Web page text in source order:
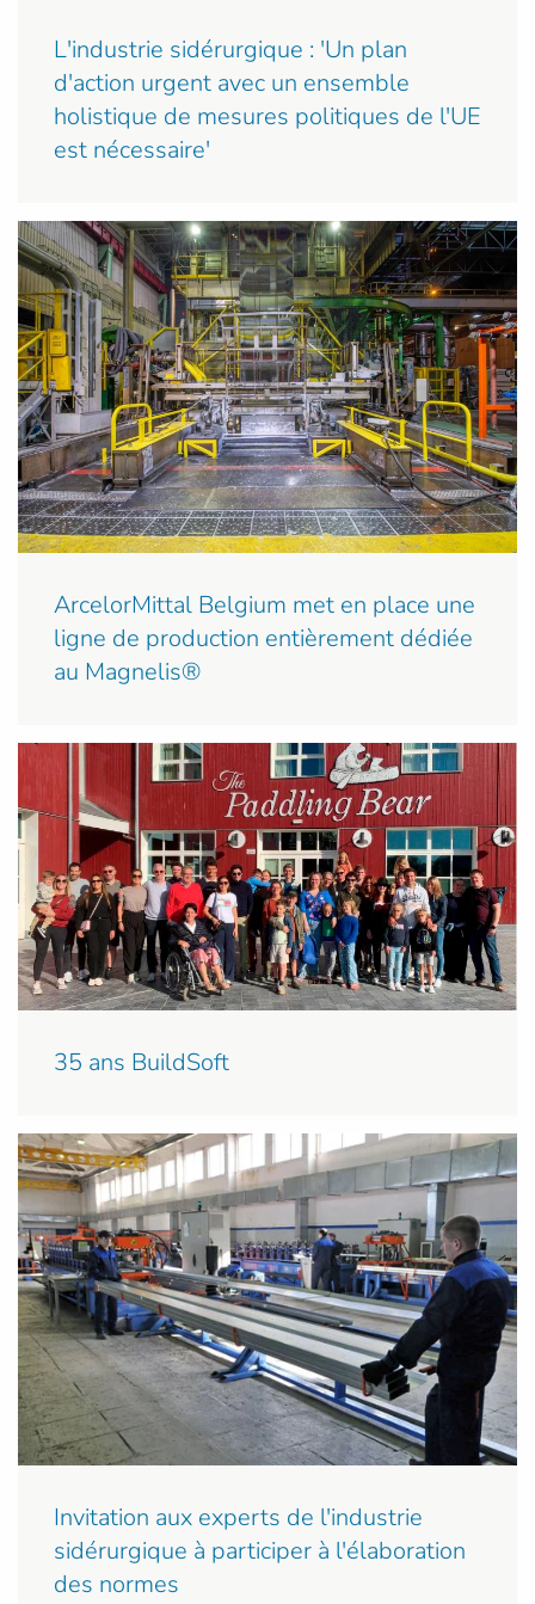
L'industrie sidérurgique : 'Un plan
d'action urgent avec un ensemble
holistique de mesures politiques de l'UE
est nécessaire'
ArcelorMittal Belgium met en place une
ligne de production entièrement dédiée
au Magnelis®
35 ans BuildSoft
Invitation aux experts de l'industrie
sidérurgique à participer à l'élaboration
des normes